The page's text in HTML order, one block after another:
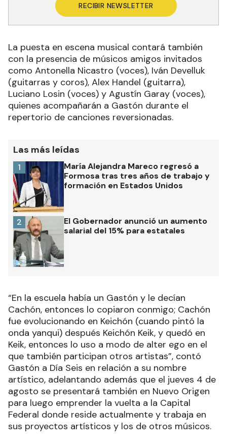
RECIBIR NEWSLETTER
La puesta en escena musical contará también
con la presencia de músicos amigos invitados
como Antonella Nicastro (voces), Iván Develluk
(guitarras y coros), Alex Handel (guitarra),
Luciano Losin (voces) y Agustín Garay (voces),
quienes acompañarán a Gastón durante el
repertorio de canciones reversionadas.
Las más leídas
María Alejandra Mareco regresó a
Formosa tras tres años de trabajo y
formación en Estados Unidos
1
El Gobernador anunció un aumento
salarial del 15% para estatales
2
“En la escuela había un Gastón y le decían
Cachón, entonces lo copiaron conmigo; Cachón
fue evolucionando en Keichón (cuando pintó la
onda yanqui) después Keichón Keik, y quedó en
Keik, entonces lo uso a modo de alter ego en el
que también participan otros artistas”, contó
Gastón a Día Seis en relación a su nombre
artístico, adelantando además que el jueves 4 de
agosto se presentará también en Nuevo Origen
para luego emprender la vuelta a la Capital
Federal donde reside actualmente y trabaja en
sus proyectos artísticos y los de otros músicos.